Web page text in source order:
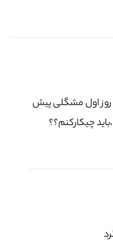
روز اول مشگلی پیش
چیکارکنم؟؟